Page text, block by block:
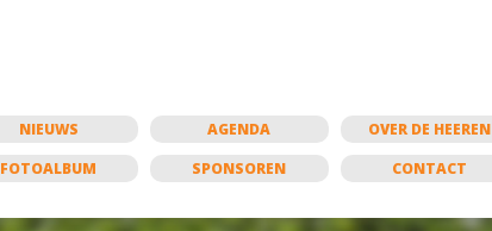
NIEUWS AGENDA
OVER DE HEEREN
FOTOALBUM SPONSOREN CONTACT